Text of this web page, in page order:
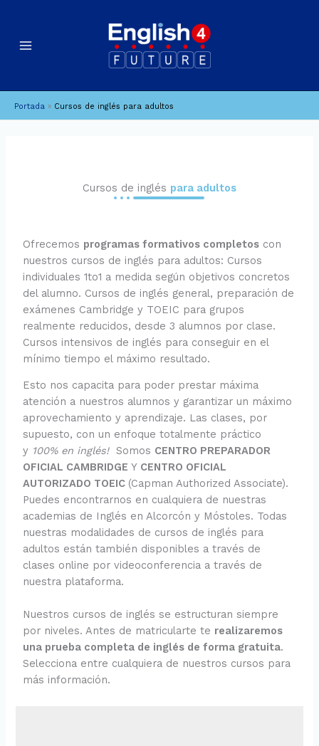
contenido
Portada » Cursos de inglés para adultos
Cursos de inglés para adultos
Ofrecemos programas formativos completos con
nuestros cursos de inglés para adultos: Cursos
individuales 1to1 a medida según objetivos concretos
del alumno. Cursos de inglés general, preparación de
exámenes Cambridge y TOEIC para grupos
realmente reducidos, desde 3 alumnos por clase.
Cursos intensivos de inglés para conseguir en el
mínimo tiempo el máximo resultado.
Esto nos capacita para poder prestar máxima
atención a nuestros alumnos y garantizar un máximo
aprovechamiento y aprendizaje. Las clases, por
supuesto, con un enfoque totalmente práctico
y 100% en inglés!Somos CENTRO PREPARADOR
OFICIAL CAMBRIDGE Y CENTRO OFICIAL
AUTORIZADO TOEIC (Capman Authorized Associate).
Puedes encontrarnos en cualquiera de nuestras
academias de Inglés en Alcorcón y Móstoles. Todas
nuestras modalidades de cursos de inglés para
adultos están también disponibles a través de
clases online por videoconferencia a través de
nuestra plataforma.
Nuestros cursos de inglés se estructuran siempre
por niveles. Antes de matricularte te realizaremos
una prueba completa de inglés de forma gratuita.
Selecciona entre cualquiera de nuestros cursos para
más información.